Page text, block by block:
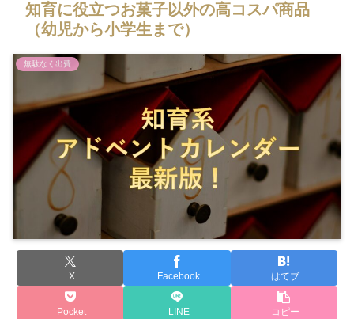
知育に役立つお菓子以外の高コスパ商品
（幼児から小学生まで）
無駄なく出費
X Facebook はてブ
Pocket LINE コピー